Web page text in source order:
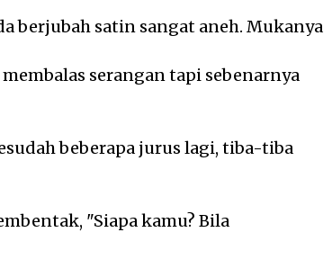
berjubah satin sangat aneh. Mukanya
serangan tapi sebenarnya
beberapa jurus lagi, tiba-tiba
"Siapa kamu? Bila